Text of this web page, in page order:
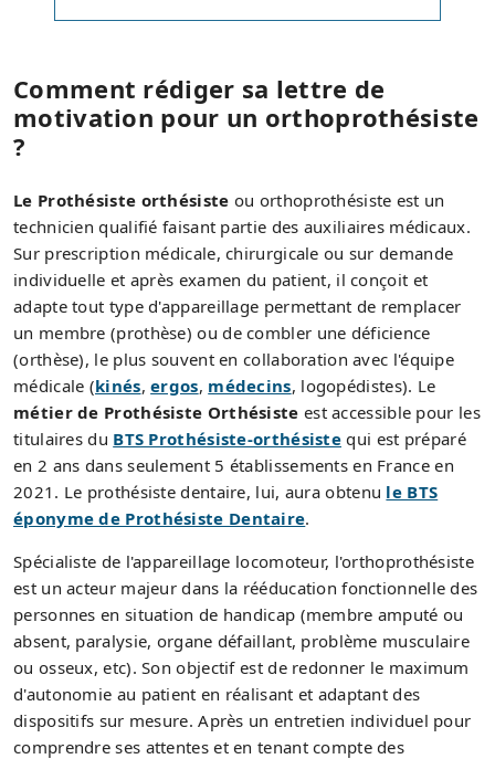
Comment rédiger sa lettre de
motivation pour un orthoprothésiste
?
Le Prothésiste orthésiste ou orthoprothésiste est un
technicien qualifié faisant partie des auxiliaires médicaux.
Sur prescription médicale, chirurgicale ou sur demande
individuelle et après examen du patient, il conçoit et
adapte tout type d'appareillage permettant de remplacer
un membre (prothèse) ou de combler une déficience
(orthèse), le plus souvent en collaboration avec l'équipe
médicale (kinés,ergos, médecins, logopédistes). Le
métier de Prothésiste Orthésiste est accessible pour les
titulaires du BTS Prothésiste-orthésiste qui est préparé
en 2 ans dans seulement 5 établissements en France en
2021. Le prothésiste dentaire, lui, aura obtenu le BTS
éponyme de Prothésiste Dentaire.
Spécialiste de l'appareillage locomoteur, l'orthoprothésiste
est un acteur majeur dans la rééducation fonctionnelle des
personnes en situation de handicap (membre amputé ou
absent, paralysie, organe défaillant, problème musculaire
ou osseux, etc). Son objectif est de redonner le maximum
d'autonomie au patient en réalisant et adaptant des
dispositifs sur mesure. Après un entretien individuel pour
comprendre ses attentes et en tenant compte des